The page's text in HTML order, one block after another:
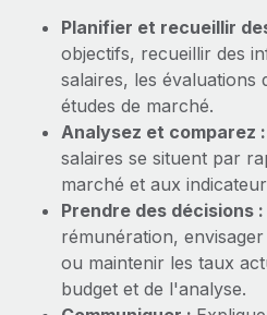
Planifier et recueillir
objectifs, recueillir des
salaires, les évaluations
études de marché.
Analysez et comparez :
salaires se situent par
marché et aux
Prendre des décisions :
rémunération,
ou maintenir les taux
budget et de l'analyse.